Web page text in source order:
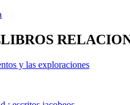
LIBROS